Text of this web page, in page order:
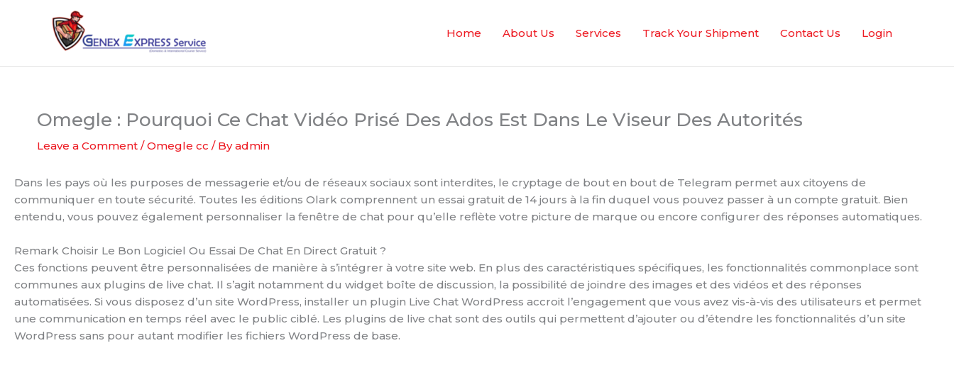
Home About Us Services Track Your Shipment Contact Us Login
Omegle : Pourquoi Ce Chat Vidéo Prisé Des Ados Est Dans Le Viseur Des Autorités
Leave a Comment /Omegle cc / Byadmin
Dans les pays où les purposes de messagerie et/ou de réseaux sociaux sont interdites, le cryptage de bout en bout de Telegram permet aux citoyens de
communiquer en toute sécurité. Toutes les éditions Olark comprennent un essai gratuit de 14 jours à la fin duquel vous pouvez passer à un compte gratuit. Bien
entendu, vous pouvez également personnaliser la fenêtre de chat pour qu’elle reflète votre picture de marque ou encore configurer des réponses automatiques.
Remark Choisir Le Bon Logiciel Ou Essai De Chat En Direct Gratuit ?
Ces fonctions peuvent être personnalisées de manière à s’intégrer à votre site web. En plus des caractéristiques spécifiques, les fonctionnalités commonplace sont
communes aux plugins de live chat. Il s’agit notamment du widget boîte de discussion, la possibilité de joindre des images et des vidéos et des réponses
automatisées. Si vous disposez d’un site WordPress, installer un plugin Live Chat WordPress accroit l’engagement que vous avez vis-à-vis des utilisateurs et permet
une communication en temps réel avec le public ciblé. Les plugins de live chat sont des outils qui permettent d’ajouter ou d’étendre les fonctionnalités d’un site
WordPress sans pour autant modifier les fichiers WordPress de base.